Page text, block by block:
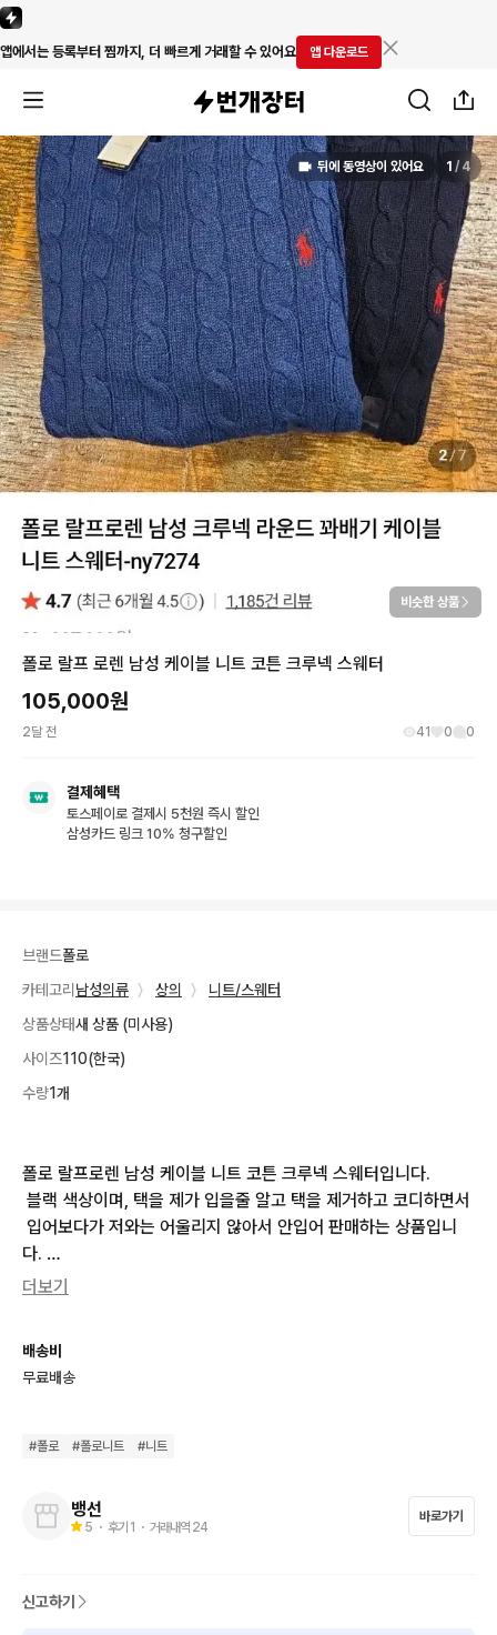
앱에서는 등록부터 찜까지, 더 빠르게 거래할 수 있어요 앱 다운로드
뒤에 동영상이 있어요 1 / 4
비슷한 상품
폴로 랄프 로렌 남성 케이블 니트 코튼 크루넥 스웨터
105,000원
2달 전 41 0 0
결제혜택
토스페이로 결제시 5천원 즉시 할인
삼성카드 링크 10% 청구할인
브랜드폴로
카테고리 남성의류 〉 상의 〉
니트/스웨터
상품상태새 상품 (미사용)
사이즈110(한국)
수량1개
폴로 랄프로렌 남성 케이블 니트 코튼 크루넥 스웨터입니다.
블랙 색상이며, 택을 제가 입을줄 알고 택을 제거하고 코디하면서
입어보다가 저와는 어울리지 않아서 안입어 판매하는 상품입니
다.
착용하고 나간적은 없으며 정품 상품 맞습니다.
쿨거 부탁드릴게요
더보기
배송비
무료배송
#폴로 #폴로니트 #니트
뱅선
5 ・ 후기 1 ・ 거래내역 24
바로가기
신고하기